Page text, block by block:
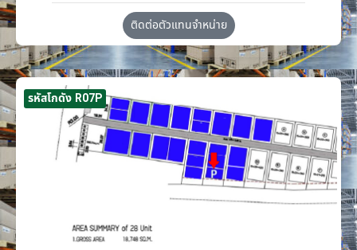
ติดต่อตัวแทนจำหน่าย
รหัสโกดัง R07P